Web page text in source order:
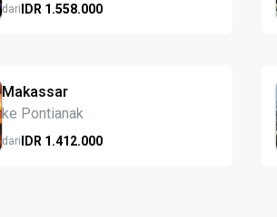
dariIDR 1.558.000
Makassar
ke Pontianak
dariIDR 1.412.000